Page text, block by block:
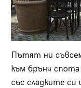
Пътят ни
към брънч
със сладките си